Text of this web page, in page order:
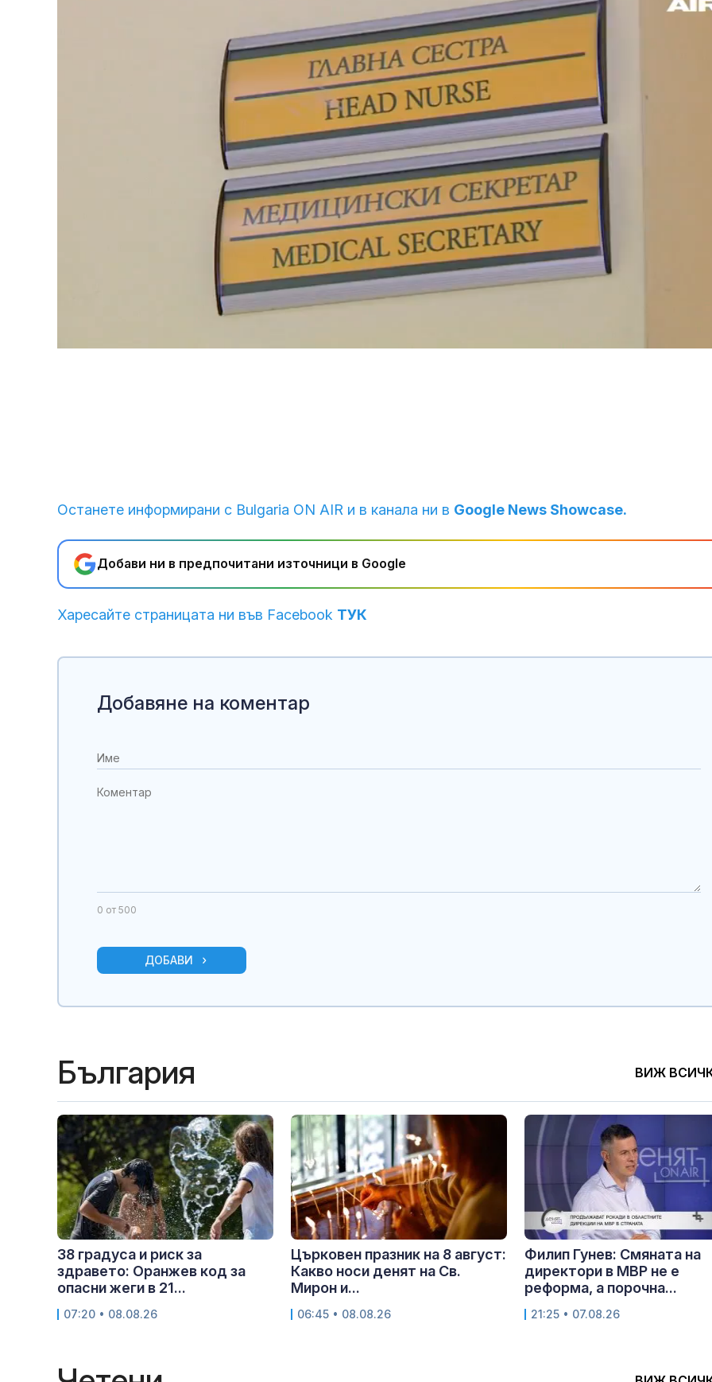
Останете информирани с Bulgaria ON AIR и в канала ни в Google News Showcase.
Добави ни в предпочитани източници в Google
Харесайте страницата ни във Facebook ТУК
Добавяне на коментар
0 от 500
ДОБАВИ
България ВИЖ
38 градуса и риск за
здравето: Оранжев код за
опасни жеги в 21...
07:20 • 08.08.26
Църковен празник на 8 август:
Какво носи денят на Св.
Мирон и...
06:45 • 08.08.26
Филип Гунев: Смяната на
директори в МВР не е
реформа, а порочна...
21:25 • 07.08.26